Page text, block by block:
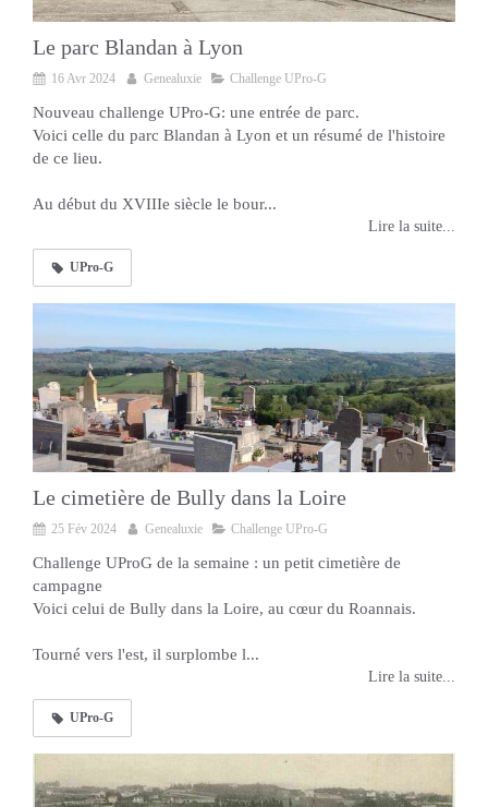
Le parc Blandan à Lyon
16 Avr 2024 Genealuxie Challenge UPro-G
Nouveau challenge UPro-G: une entrée de parc.
Voici celle du parc Blandan à Lyon et un résumé de l'histoire
de ce lieu.
Au début du XVIIIe siècle le bour...
Lire la suite...
UPro-G
Le cimetière de Bully dans la Loire
25 Fév 2024 Genealuxie Challenge UPro-G
Challenge UProG de la semaine : un petit cimetière de
campagne
Voici celui de Bully dans la Loire, au cœur du Roannais.
Tourné vers l'est, il surplombe l...
Lire la suite...
UPro-G